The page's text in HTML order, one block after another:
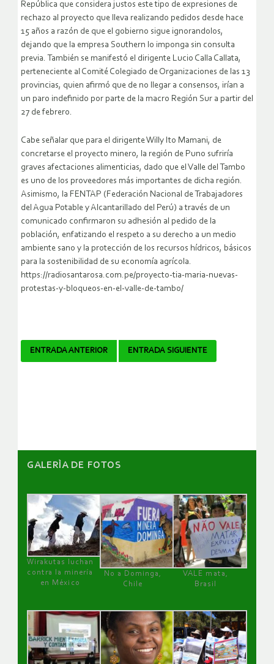
República que considera justos este tipo de expresiones de
rechazo al proyecto que lleva realizando pedidos desde hace
15 años a razón de que el gobierno sigue ignorandolos,
dejando que la empresa Southern lo imponga sin consulta
previa. También se manifestó el dirigente Lucio Calla Callata,
perteneciente al Comité Colegiado de Organizaciones de las 13
provincias, quien afirmó que de no llegar a consensos, irían a
un paro indefinido por parte de la macro Región Sur a partir del
27 de febrero.
Cabe señalar que para el dirigente Willy Ito Mamani, de
concretarse el proyecto minero, la región de Puno sufriría
graves afectaciones alimenticias, dado que el Valle del Tambo
es uno de los proveedores más importantes de dicha región.
Asimismo, la FENTAP (Federación Nacional de Trabajadores
del Agua Potable y Alcantarillado del Perú) a través de un
comunicado confirmaron su adhesión al pedido de la
población, enfatizando el respeto a su derecho a un medio
ambiente sano y la protección de los recursos hídricos, básicos
para la sostenibilidad de su economía agrícola.
https://radiosantarosa.com.pe/proyecto-tia-maria-nuevas-
protestas-y-bloqueos-en-el-valle-de-tambo/
Navegador
ENTRADA ANTERIOR ENTRADA SIGUIENTE
GALERÌA DE FOTOS
Wirakutas luchan
contra la minería
en México
No a Dominga,
Chile
VALE mata,
Brasil